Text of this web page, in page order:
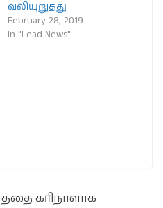
வலியுறுத்து
February 28, 2019
In "Lead News"
கரிநாளாக